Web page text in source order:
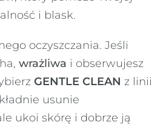
i blask.
oczyszczania. Jeśli
wrażliwa i obserwujesz
GENTLE CLEAN z linii
usunie
ukoi skórę i dobrze ją